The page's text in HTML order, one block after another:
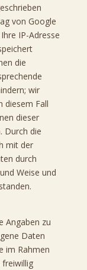
von Google
IP-Adresse
die
wir
diesem Fall
dieser
Durch die
mit der
durch
Weise und
Angaben zu
Daten
im Rahmen